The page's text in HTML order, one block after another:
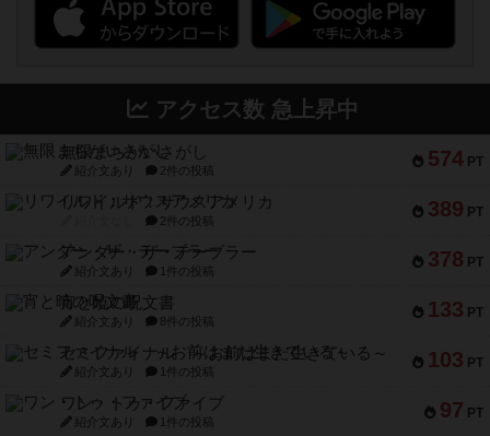
アクセス数 急上昇中
574 PT
無限まちがいさがし
紹介文あり 2件の投稿
389 PT
リワイルド：サウスアメリカ
2件の投稿
378 PT
アンダー・ザ・テーブラー
紹介文あり 1件の投稿
133 PT
宵と暁の呪文書
紹介文あり 8件の投稿
103 PT
セミファイナル ～お前はまだ生きている～
紹介文あり 1件の投稿
97 PT
ワン・トゥ・ファイブ
紹介文あり 1件の投稿